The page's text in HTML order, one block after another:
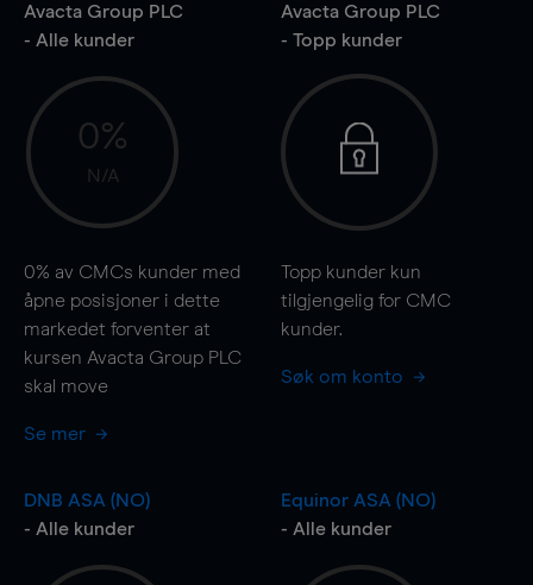
Avacta Group PLC
- Alle kunder
0%
N/A
0% av CMCs kunder med
åpne posisjoner i dette
markedet forventer at
kursen Avacta Group PLC
skal move
Se mer
Avacta Group PLC
- Topp kunder
Topp kunder kun
tilgjengelig for CMC
kunder.
Søk om konto
DNB ASA (NO)
- Alle kunder
Equinor ASA (NO)
- Alle kunder